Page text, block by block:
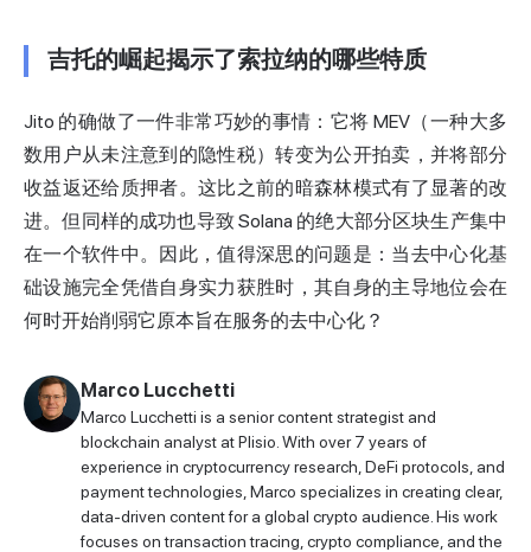
吉托的崛起揭示了索拉纳的哪些特质
Jito 的确做了一件非常巧妙的事情：它将 MEV（一种大多
数用户从未注意到的隐性税）转变为公开拍卖，并将部分
收益返还给质押者。这比之前的暗森林模式有了显著的改
进。但同样的成功也导致 Solana 的绝大部分区块生产集中
在一个软件中。因此，值得深思的问题是：当去中心化基
础设施完全凭借自身实力获胜时，其自身的主导地位会在
何时开始削弱它原本旨在服务的去中心化？
Marco Lucchetti
Marco Lucchetti is a senior content strategist and
blockchain analyst at Plisio. With over 7 years of
experience in cryptocurrency research, DeFi protocols, and
payment technologies, Marco specializes in creating clear,
data-driven content for a global crypto audience. His work
focuses on transaction tracing, crypto compliance, and the